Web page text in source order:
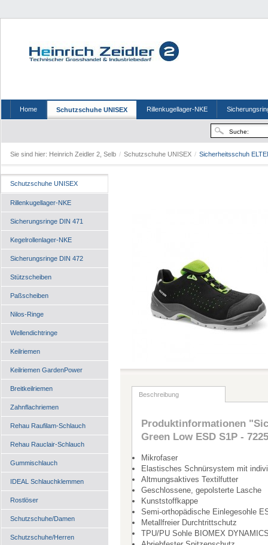
Home Schutzschuhe UNISEX Rillenkugellager-NKE
Sie sind hier: Heinrich Zeidler 2, Selb / Schutzschuhe UNISEX / Sicherheitsschuh
Schutzschuhe UNISEX
Rillenkugellager-NKE
Sicherungsringe DIN 471
Kegelrollenlager-NKE
Sicherungsringe DIN 472
Stützscheiben
Paßscheiben
Nilos-Ringe
Wellendichtringe
Keilriemen
Keilriemen GardenPower
Breitkeilriemen
Zahnflachriemen
Rehau Raufilam-Schlauch
Rehau Rauclair-Schlauch
Gummischlauch
IDEAL Schlauchklemmen
Rostlöser
Schutzschuhe/Damen
Schutzschuhe/Herren
Beschreibung
Produktinformationen
Green Low ESD S1P -
Mikrofaser
Elastisches Schnürsystem mit
Altmungsaktives Textilfutter
Geschlossene, gepolsterte Lasche
Kunststoffkappe
Semi-orthopädische Einlegesohle
Metallfreier Durchtrittschutz
TPU/PU Sohle BIOMEX